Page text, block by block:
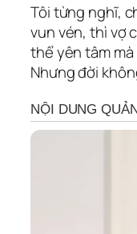
Tôi từng nghĩ,
vun vén, thì vợ
thể yên tâm
Nhưng đời